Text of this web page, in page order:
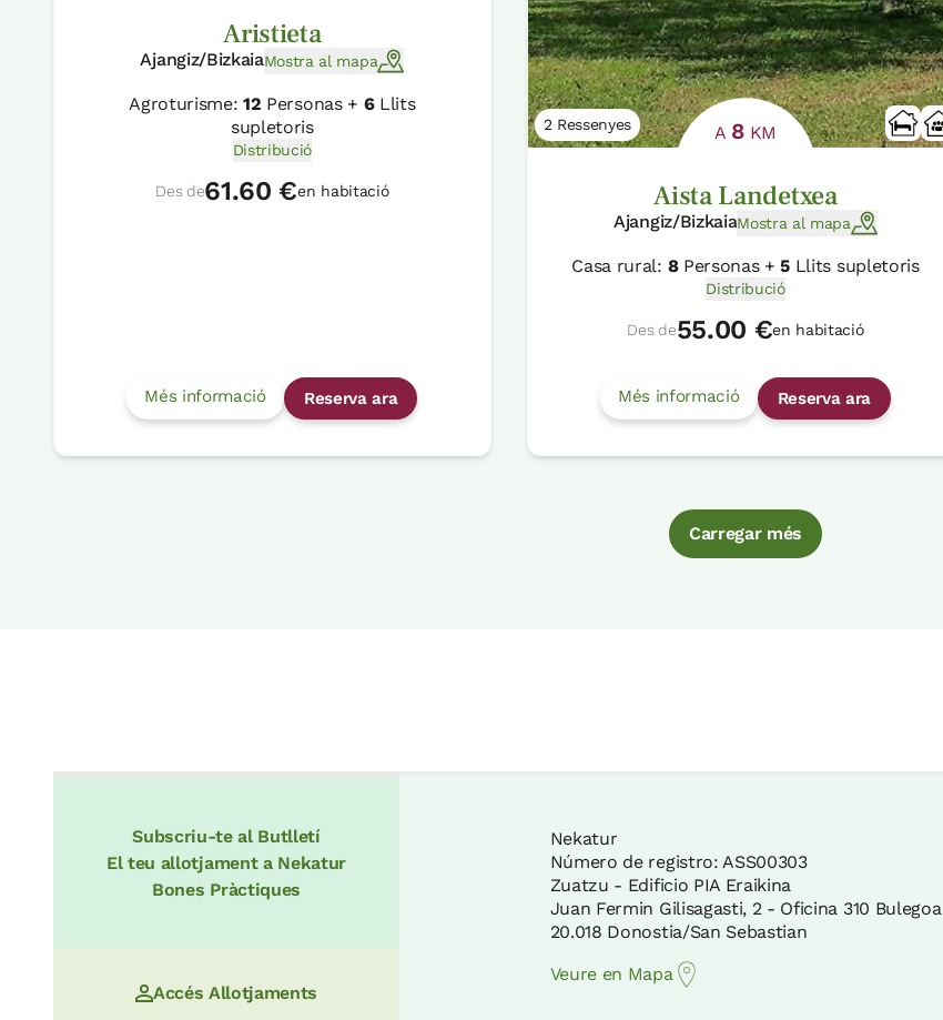
Aristieta
Ajangiz/BizkaiaMostra al mapa
Agroturisme:12 Personas + 6Llits
supletoris
Distribució
Des de61.60 €en habitació
Més informació Reserva ara
2 Ressenyes A 8KM
Aista Landetxea
Ajangiz/BizkaiaMostra al mapa
Casa rural: 8Personas +5 Llits supletoris
Distribució
Des de55.00 €en habitació
Més informació Reserva ara
Carregar més
Subscriu-te al Butlletí
El teu allotjament a Nekatur
Bones Pràctiques
Accés Allotjaments
Nekatur
Número de registro: ASS00303
Zuatzu - Edificio PIA Eraikina
Juan Fermin Gilisagasti, 2 - Oficina 310 Bulegoa
20.018 Donostia/San Sebastian
Veure en Mapa